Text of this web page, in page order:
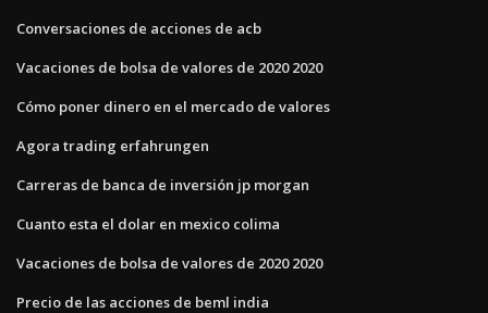
Conversaciones de acciones de acb
Vacaciones de bolsa de valores de 2020 2020
Cómo poner dinero en el mercado de valores
Agora trading erfahrungen
Carreras de banca de inversión jp morgan
Cuanto esta el dolar en mexico colima
Vacaciones de bolsa de valores de 2020 2020
Precio de las acciones de beml india